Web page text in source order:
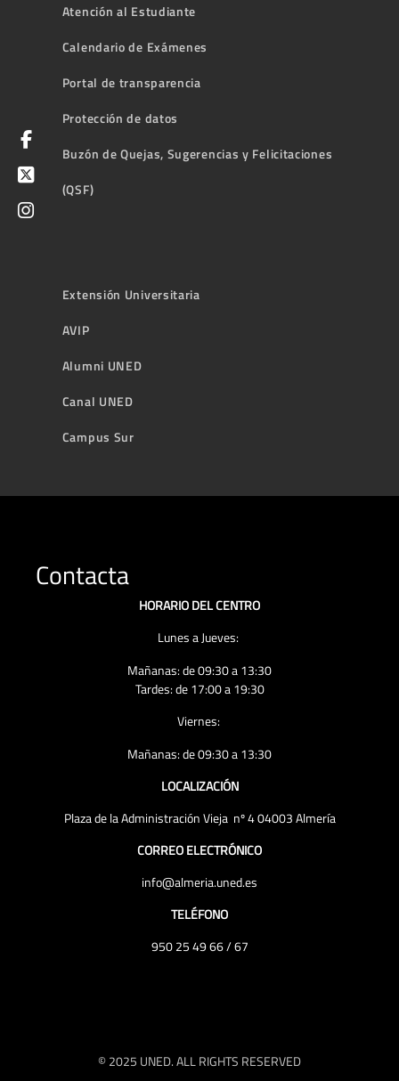
Atención al Estudiante
Calendario de Exámenes
Portal de transparencia
Protección de datos
Buzón de Quejas, Sugerencias y Felicitaciones
(QSF)
Extensión Universitaria
AVIP
Alumni UNED
Canal UNED
Campus Sur
Contacta
HORARIO DEL CENTRO
Lunes a Jueves:
Mañanas: de 09:30 a 13:30
Tardes: de 17:00 a 19:30
Viernes:
Mañanas: de 09:30 a 13:30
LOCALIZACIÓN
Plaza de la Administración Vieja nº 4 04003 Almería
CORREO ELECTRÓNICO
info@almeria.uned.es
TELÉFONO
950 25 49 66 / 67
© 2025 UNED. ALL RIGHTS RESERVED